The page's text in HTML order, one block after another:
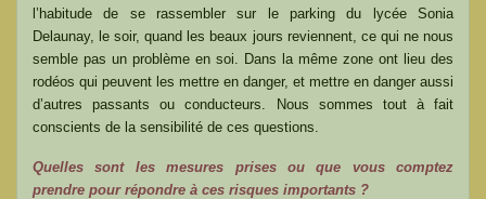
l’habitude de se rassembler sur le parking du lycée Sonia
Delaunay, le soir, quand les beaux jours reviennent, ce qui ne nous
semble pas un problème en soi. Dans la même zone ont lieu des
rodéos qui peuvent les mettre en danger, et mettre en danger aussi
d’autres passants ou conducteurs. Nous sommes tout à fait
conscients de la sensibilité de ces questions.
Quelles sont les mesures prises ou que vous comptez
prendre pour répondre à ces risques importants ?